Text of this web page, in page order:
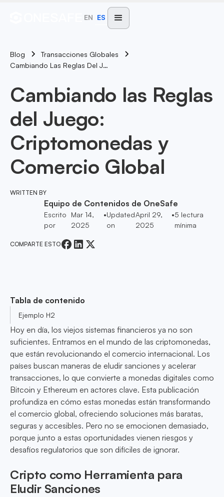
EN ES
Blog
Transacciones Globales
Cambiando Las Reglas Del Juego: Criptomonedas Y Comercio Global
Cambiando las Reglas
del Juego:
Criptomonedas y
Comercio Global
WRITTEN BY
Equipo de Contenidos de OneSafe
Escrito
por
Mar 14,
2025
•Updated
on
April 29,
2025
•5 lectura
mínima
COMPARTE ESTO
Tabla de contenido
Ejemplo H2
Hoy en día, los viejos sistemas financieros ya no son
suficientes. Entramos en el mundo de las criptomonedas,
que están revolucionando el comercio internacional. Los
países buscan maneras de eludir sanciones y acelerar
transacciones, lo que convierte a monedas digitales como
Bitcoin y Ethereum en actores clave. Esta publicación
profundiza en cómo estas monedas están transformando
el comercio global, ofreciendo soluciones más baratas,
seguras y accesibles. Pero no se emocionen demasiado,
porque junto a estas oportunidades vienen riesgos y
desafíos regulatorios que son difíciles de ignorar.
Cripto como Herramienta para
Eludir Sanciones